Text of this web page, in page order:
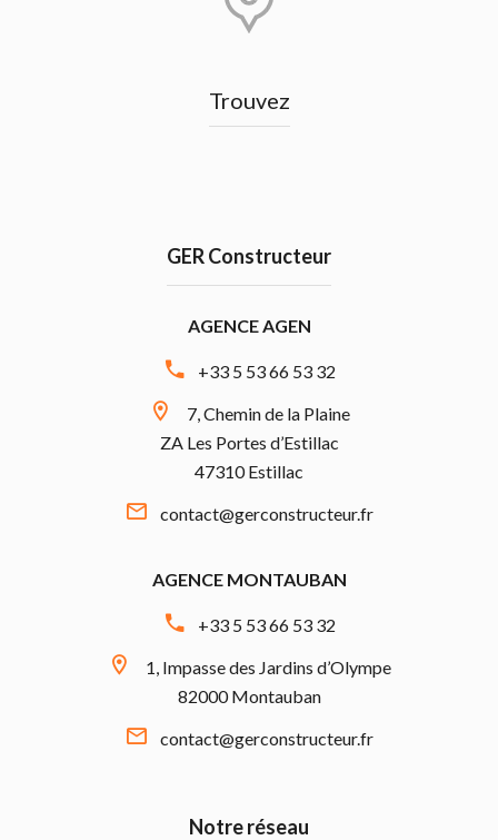
Trouvez
GER Constructeur
AGENCE AGEN
+33 5 53 66 53 32
7, Chemin de la Plaine
ZA Les Portes d’Estillac
47310 Estillac
contact@gerconstructeur.fr
AGENCE MONTAUBAN
+33 5 53 66 53 32
1, Impasse des Jardins d’Olympe
82000 Montauban
contact@gerconstructeur.fr
Notre réseau